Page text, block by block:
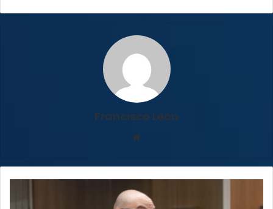
Francisco León